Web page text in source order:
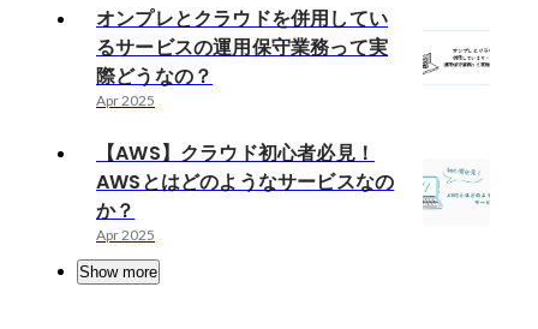
オンプレとクラウドを併用してい
るサービスの運用保守業務って実
際どうなの？
Apr 2025
【AWS】クラウド初心者必見！
AWSとはどのようなサービスなの
か？
Apr 2025
Show more